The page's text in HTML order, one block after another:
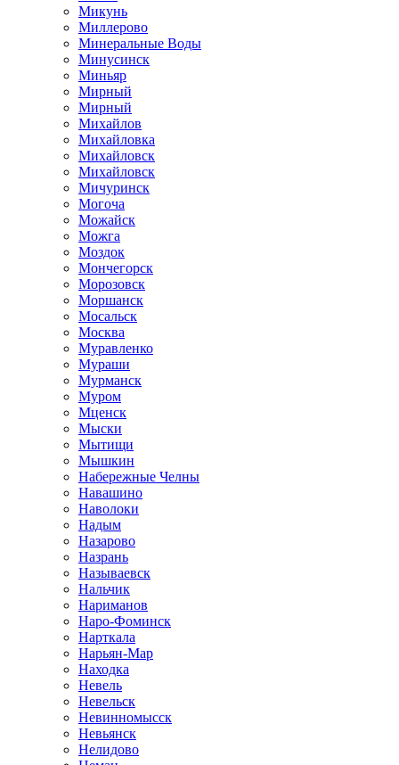
Микунь
Миллерово
Минеральные Воды
Минусинск
Миньяр
Мирный
Мирный
Михайлов
Михайловка
Михайловск
Михайловск
Мичуринск
Могоча
Можайск
Можга
Моздок
Мончегорск
Морозовск
Моршанск
Мосальск
Москва
Муравленко
Мураши
Мурманск
Муром
Мценск
Мыски
Мытищи
Мышкин
Набережные Челны
Навашино
Наволоки
Надым
Назарово
Назрань
Называевск
Нальчик
Нариманов
Наро-Фоминск
Нарткала
Нарьян-Мар
Находка
Невель
Невельск
Невинномысск
Невьянск
Нелидово